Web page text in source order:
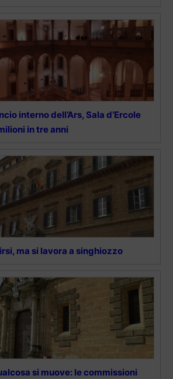
interno dell’Ars, Sala d’Ercole
in tre anni
ma si lavora a singhiozzo
si muove: le commissioni